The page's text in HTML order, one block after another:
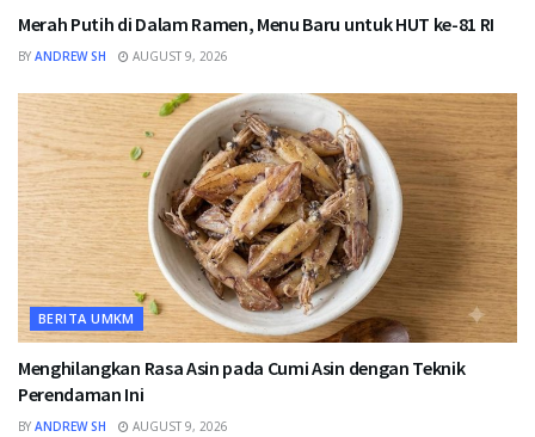
Merah Putih di Dalam Ramen, Menu Baru untuk HUT ke-81 RI
BY ANDREW SH AUGUST 9, 2026
BERITA UMKM
Menghilangkan Rasa Asin pada Cumi Asin dengan Teknik
Perendaman Ini
BY ANDREW SH AUGUST 9, 2026